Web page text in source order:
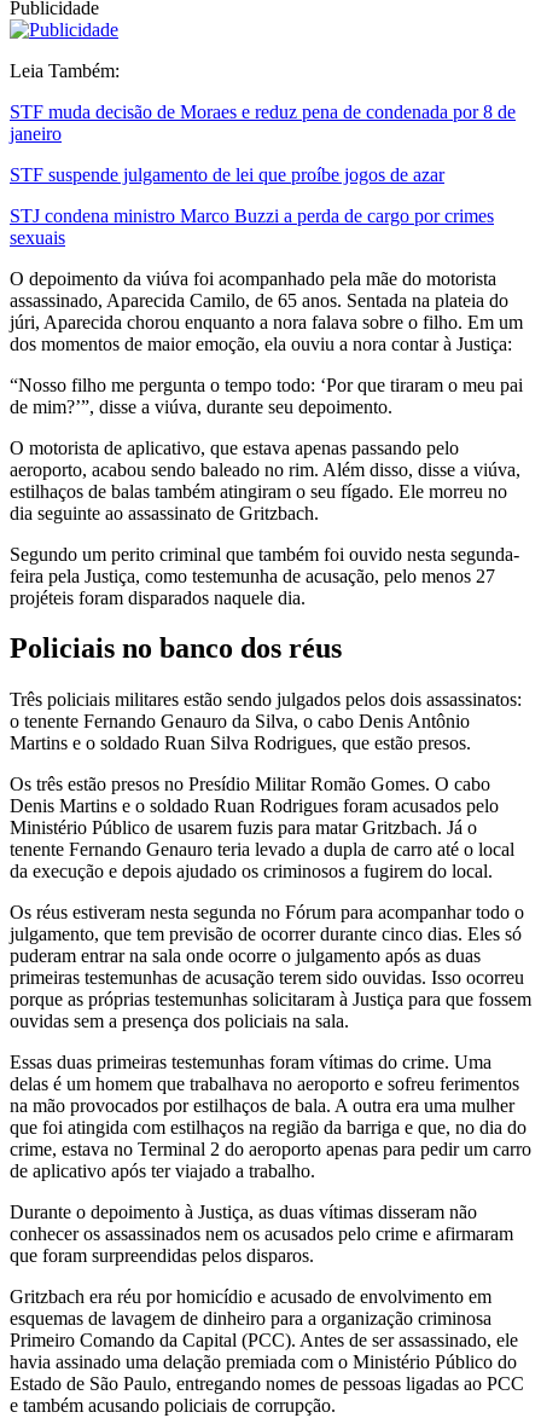
Publicidade
Leia Também:
STF muda decisão de Moraes e reduz pena de condenada por 8 de
janeiro
STF suspende julgamento de lei que proíbe jogos de azar
STJ condena ministro Marco Buzzi a perda de cargo por crimes
sexuais
O depoimento da viúva foi acompanhado pela mãe do motorista
assassinado, Aparecida Camilo, de 65 anos. Sentada na plateia do
júri, Aparecida chorou enquanto a nora falava sobre o filho. Em um
dos momentos de maior emoção, ela ouviu a nora contar à Justiça:
“Nosso filho me pergunta o tempo todo: ‘Por que tiraram o meu pai
de mim?’”, disse a viúva, durante seu depoimento.
O motorista de aplicativo, que estava apenas passando pelo
aeroporto, acabou sendo baleado no rim. Além disso, disse a viúva,
estilhaços de balas também atingiram o seu fígado. Ele morreu no
dia seguinte ao assassinato de Gritzbach.
Segundo um perito criminal que também foi ouvido nesta segunda-
feira pela Justiça, como testemunha de acusação, pelo menos 27
projéteis foram disparados naquele dia.
Policiais no banco dos réus
Três policiais militares estão sendo julgados pelos dois assassinatos:
o tenente Fernando Genauro da Silva, o cabo Denis Antônio
Martins e o soldado Ruan Silva Rodrigues, que estão presos.
Os três estão presos no Presídio Militar Romão Gomes. O cabo
Denis Martins e o soldado Ruan Rodrigues foram acusados pelo
Ministério Público de usarem fuzis para matar Gritzbach. Já o
tenente Fernando Genauro teria levado a dupla de carro até o local
da execução e depois ajudado os criminosos a fugirem do local.
Os réus estiveram nesta segunda no Fórum para acompanhar todo o
julgamento, que tem previsão de ocorrer durante cinco dias. Eles só
puderam entrar na sala onde ocorre o julgamento após as duas
primeiras testemunhas de acusação terem sido ouvidas. Isso ocorreu
porque as próprias testemunhas solicitaram à Justiça para que fossem
ouvidas sem a presença dos policiais na sala.
Essas duas primeiras testemunhas foram vítimas do crime. Uma
delas é um homem que trabalhava no aeroporto e sofreu ferimentos
na mão provocados por estilhaços de bala. A outra era uma mulher
que foi atingida com estilhaços na região da barriga e que, no dia do
crime, estava no Terminal 2 do aeroporto apenas para pedir um carro
de aplicativo após ter viajado a trabalho.
Durante o depoimento à Justiça, as duas vítimas disseram não
conhecer os assassinados nem os acusados pelo crime e afirmaram
que foram surpreendidas pelos disparos.
Gritzbach era réu por homicídio e acusado de envolvimento em
esquemas de lavagem de dinheiro para a organização criminosa
Primeiro Comando da Capital (PCC). Antes de ser assassinado, ele
havia assinado uma delação premiada com o Ministério Público do
Estado de São Paulo, entregando nomes de pessoas ligadas ao PCC
e também acusando policiais de corrupção.